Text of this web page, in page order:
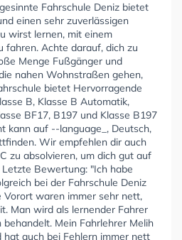
Fahrschule Deniz bietet
einen sehr zuverlässigen
wirst lernen, mit einem
fahren. Achte darauf, dich zu
Menge Fußgänger und
nahen Wohnstraßen gehen,
bietet Hervorragende
B, Klasse B Automatik,
BF17, B197 und Klasse B197
kann auf --language_, Deutsch,
Wir empfehlen dir auch
zu absolvieren, um dich gut auf
Bewertung: "Ich habe
bei der Fahrschule Deniz
Vorort waren immer sehr nett,
Man wird als lernender Fahrer
Mein Fahrlehrer Melih
auch bei Fehlern immer nett